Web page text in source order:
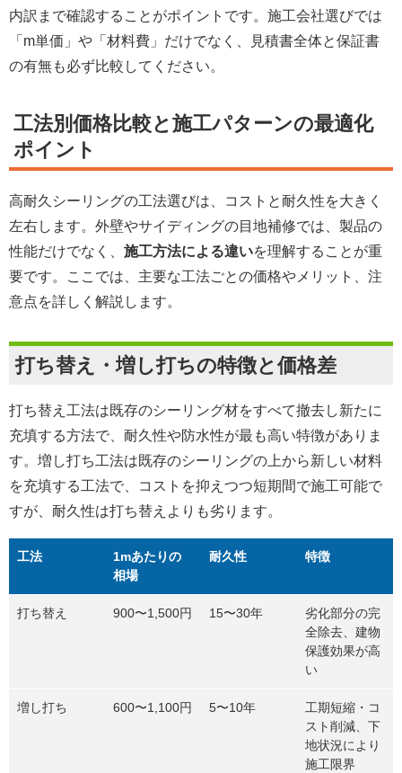
内訳まで確認することがポイントです。施工会社選びでは
「m単価」や「材料費」だけでなく、見積書全体と保証書
の有無も必ず比較してください。
工法別価格比較と施工パターンの最適化
ポイント
高耐久シーリングの工法選びは、コストと耐久性を大きく
左右します。外壁やサイディングの目地補修では、製品の
性能だけでなく、 施工方法による違いを理解することが重
要です。ここでは、主要な工法ごとの価格やメリット、注
意点を詳しく解説します。
打ち替え・増し打ちの特徴と価格差
打ち替え工法は既存のシーリング材をすべて撤去し新たに
充填する方法で、耐久性や防水性が最も高い特徴がありま
す。増し打ち工法は既存のシーリングの上から新しい材料
を充填する工法で、コストを抑えつつ短期間で施工可能で
すが、耐久性は打ち替えよりも劣ります。
工法
1mあたりの
相場
耐久性 特徴
打ち替え 900〜1,500円 15〜30年
劣化部分の完
全除去、建物
保護効果が高
い
増し打ち 600〜1,100円 5〜10年
工期短縮・コ
スト削減、下
地状況により
施工限界